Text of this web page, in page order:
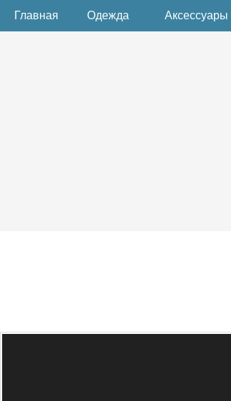
Главная Одежда Аксессуары